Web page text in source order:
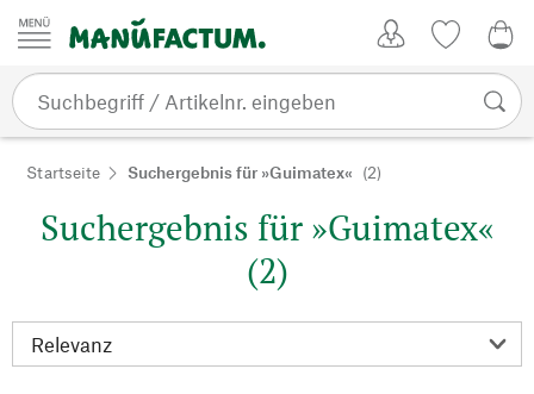
Zum Inhalt springen
Startseite Suchergebnis für »Guimatex« (2)
Suchergebnis für »Guimatex«
(2)